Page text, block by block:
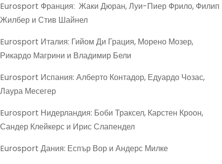
Eurosport Франция: Жаки Дюран, Луи-Пиер Фрило, Филип
Жилбер и Стив Шайнел
Eurosport Италия: Гийом Ди Грация, Морено Мозер,
Рикардо Магрини и Владимир Бели
Eurosport Испания: Алберто Контадор, Едуардо Чозас,
Лаура Месегер
Eurosport Нидерландия: Боби Траксел, Карстен Кроон,
Сандер Клейкерс и Ирис Слапендел
Eurosport Дания: Еспър Вор и Андерс Милке